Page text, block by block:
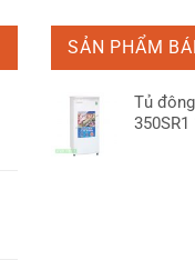
₫.
SẢN PHẨM
Tủ